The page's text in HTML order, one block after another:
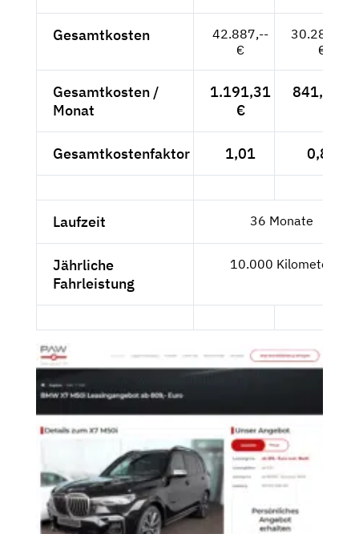
Gesamtkosten
42.887,--
€
30.282,82
€
Gesamtkosten /
Monat
1.191,31
€
841,19 €
Gesamtkostenfaktor 1,01 0,85
Laufzeit 36 Monate
Jährliche
Fahrleistung
10.000 Kilometer